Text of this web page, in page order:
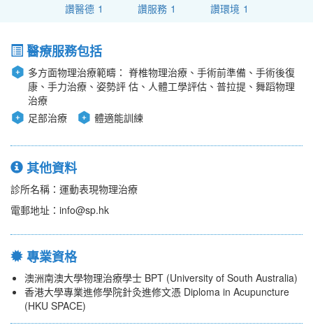
讚醫德 1 讚服務 1 讚環境 1
醫療服務包括
多方面物理治療範疇： 脊椎物理治療、手術前準備、手術後復
康、手力治療、姿勢評 估、人體工學評估、普拉提、舞蹈物理
治療
足部治療
體適能訓練
其他資料
診所名稱：運動表現物理治療
電郵地址：info@sp.hk
專業資格
澳洲南澳大學物理治療學士 BPT (University of South Australia)
香港大學專業進修學院針灸進修文憑 Diploma in Acupuncture
(HKU SPACE)